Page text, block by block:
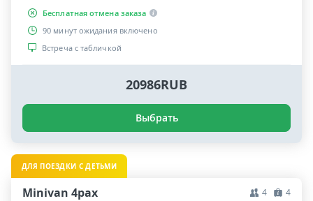
Бесплатная отмена заказа
90 минут ожидания включено
Встреча с табличкой
20986RUB
Выбрать
ДЛЯ ПОЕЗДКИ С ДЕТЬМИ
Minivan 4pax 4 4